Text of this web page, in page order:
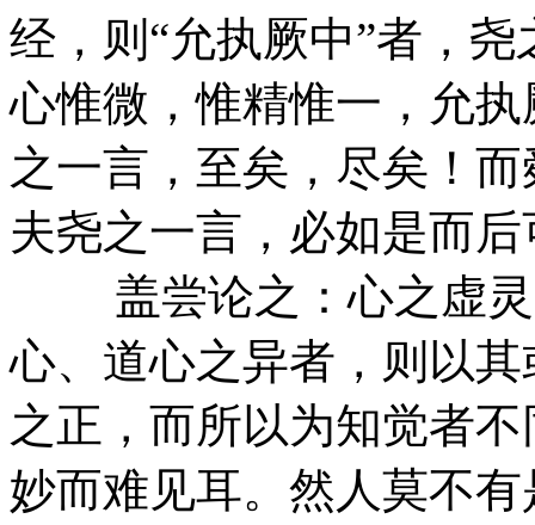
经，则“允执厥中”者，
心惟微，惟精惟一，允
之一言，至矣，尽矣！
夫尧之一言，必如是而
盖尝论之：心之虚灵
心、道心之异者，则以
之正，而所以为知觉者
妙而难见耳。然人莫不